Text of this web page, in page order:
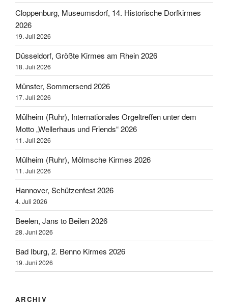
Cloppenburg, Museumsdorf, 14. Historische Dorfkirmes
2026
19. Juli 2026
Düsseldorf, Größte Kirmes am Rhein 2026
18. Juli 2026
Münster, Sommersend 2026
17. Juli 2026
Mülheim (Ruhr), Internationales Orgeltreffen unter dem
Motto „Wellerhaus und Friends“ 2026
11. Juli 2026
Mülheim (Ruhr), Mölmsche Kirmes 2026
11. Juli 2026
Hannover, Schützenfest 2026
4. Juli 2026
Beelen, Jans to Beilen 2026
28. Juni 2026
Bad Iburg, 2. Benno Kirmes 2026
19. Juni 2026
ARCHIV